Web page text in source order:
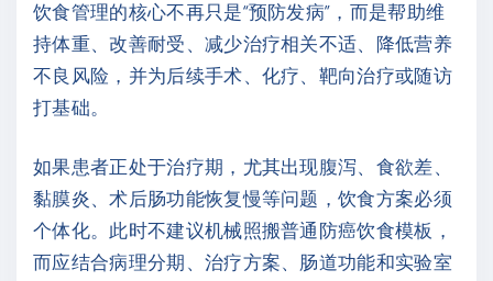
饮食管理的核心不再只是“预防发病”，而是帮助维
持体重、改善耐受、减少治疗相关不适、降低营养
不良风险，并为后续手术、化疗、靶向治疗或随访
打基础。
如果患者正处于治疗期，尤其出现腹泻、食欲差、
黏膜炎、术后肠功能恢复慢等问题，饮食方案必须
个体化。此时不建议机械照搬普通防癌饮食模板，
而应结合病理分期、治疗方案、肠道功能和实验室